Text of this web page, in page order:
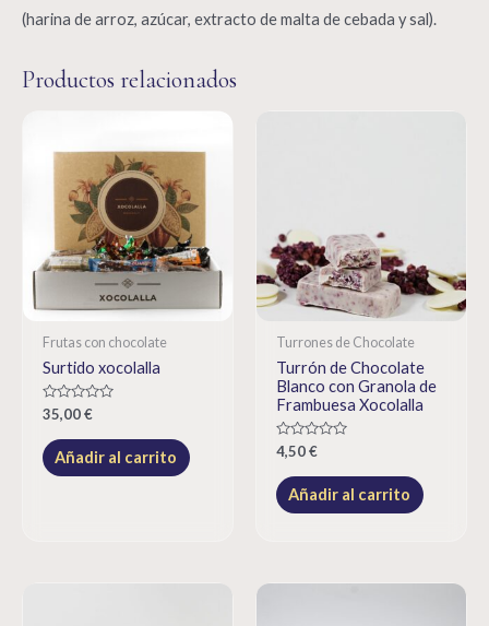
(harina de arroz, azúcar, extracto de malta de cebada y sal).
Productos relacionados
Frutas con chocolate
Surtido xocolalla
Rated
0
out
of
5
35,00€
Añadir al carrito
Turrones de Chocolate
Turrón de Chocolate
Blanco con Granola de
Frambuesa Xocolalla
Rated
0
out
of
5
4,50€
Añadir al carrito